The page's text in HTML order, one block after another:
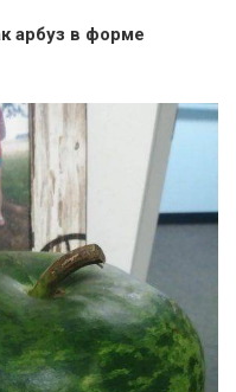
арбуз в форме